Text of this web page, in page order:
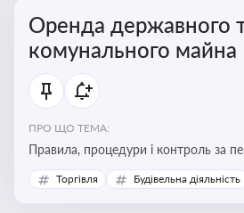
Оренда державного
комунального майна
ПРО ЩО ТЕМА:
Правила, процедури і контроль за
державного та комунального майна
використання публічного майна
Торгівля Будівельна діяльність